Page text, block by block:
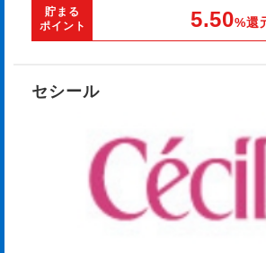
貯まる
ポイント
5.50%還
セシール